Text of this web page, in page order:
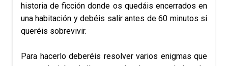
historia de ficción donde os quedáis encerrados en
una habitación y debéis salir antes de 60 minutos si
queréis sobrevivir.
Para hacerlo deberéis resolver varios enigmas que